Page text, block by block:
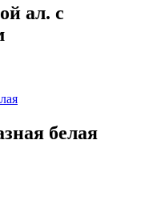
ал. с
белая